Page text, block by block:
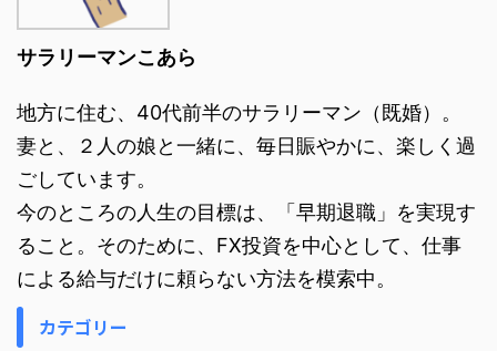
サラリーマンこあら
地方に住む、40代前半のサラリーマン（既婚）。
妻と、２人の娘と一緒に、毎日賑やかに、楽しく過
ごしています。
今のところの人生の目標は、「早期退職」を実現す
ること。そのために、FX投資を中心として、仕事
による給与だけに頼らない方法を模索中。
カテゴリー